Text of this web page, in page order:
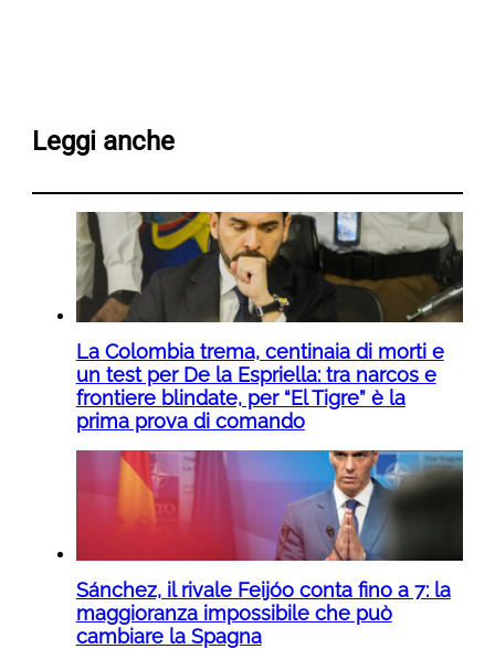
Leggi anche
La Colombia trema, centinaia di morti e
un test per De la Espriella: tra narcos e
frontiere blindate, per “El Tigre” è la
prima prova di comando
Sánchez, il rivale Feijóo conta fino a 7: la
maggioranza impossibile che può
cambiare la Spagna